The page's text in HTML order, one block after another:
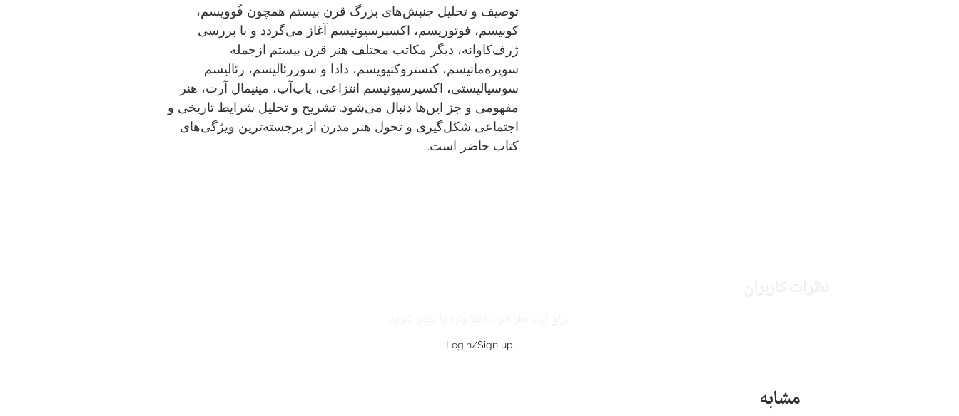
توصیف و تحلیل جنبش‌های بزرگ قرن بیستم همچون فُوویسم،
کوبیسم، فوتوریسم، اکسپرسیونیسم آغاز می‌گردد و با بررسی
ژرف‌کاوانه، دیگر مکاتب مختلف هنر قرن بیستم ازجمله
سوپره‌ماتیسم، کنستروکتیویسم، دادا و سوررئالیسم، رئالیسم
سوسیالیستی، اکسپرسیونیسم انتزاعی، پاپ‌آپ، مینیمال آرت، هنر
مفهومی و جز این‌ها دنبال می‌شود. تشریح و تحلیل شرایط تاریخی و
اجتماعی شکل‌گیری و تحول هنر مدرن از برجسته‌ترین ویژگی‌های
کتاب حاضر است.
Login/Sign up
مشابه